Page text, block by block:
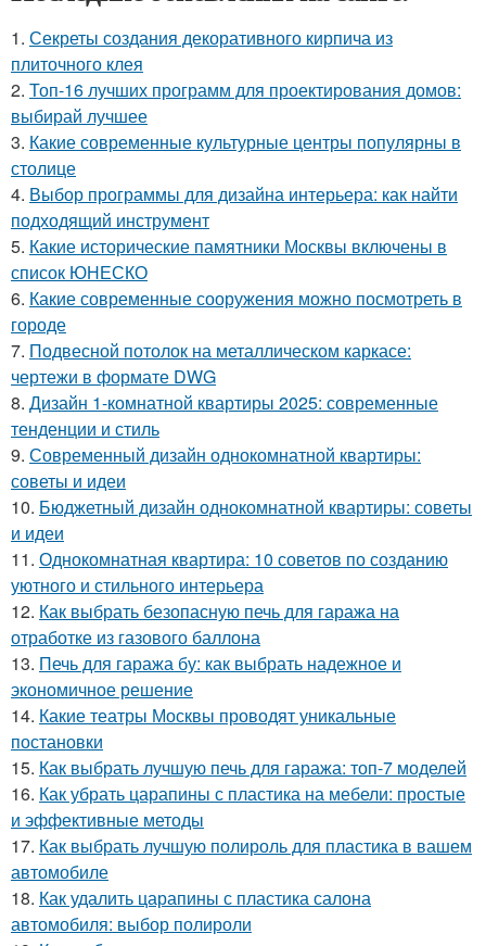
1. Секреты создания декоративного кирпича из
плиточного клея
2. Топ-16 лучших программ для проектирования домов:
выбирай лучшее
3. Какие современные культурные центры популярны в
столице
4. Выбор программы для дизайна интерьера: как найти
подходящий инструмент
5. Какие исторические памятники Москвы включены в
список ЮНЕСКО
6. Какие современные сооружения можно посмотреть в
городе
7. Подвесной потолок на металлическом каркасе:
чертежи в формате DWG
8. Дизайн 1-комнатной квартиры 2025: современные
тенденции и стиль
9. Современный дизайн однокомнатной квартиры:
советы и идеи
10. Бюджетный дизайн однокомнатной квартиры: советы
и идеи
11. Однокомнатная квартира: 10 советов по созданию
уютного и стильного интерьера
12. Как выбрать безопасную печь для гаража на
отработке из газового баллона
13. Печь для гаража бу: как выбрать надежное и
экономичное решение
14. Какие театры Москвы проводят уникальные
постановки
15. Как выбрать лучшую печь для гаража: топ-7 моделей
16. Как убрать царапины с пластика на мебели: простые
и эффективные методы
17. Как выбрать лучшую полироль для пластика в вашем
автомобиле
18. Как удалить царапины с пластика салона
автомобиля: выбор полироли